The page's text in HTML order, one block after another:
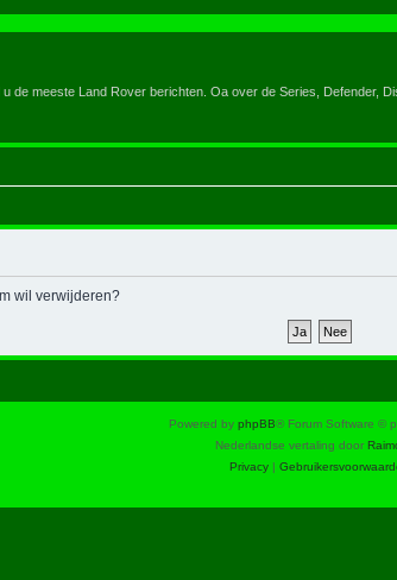
de meeste Land Rover berichten. Oa over de Series, Defender,
wil verwijderen?
Powered by phpBB® Forum Software ©
Nederlandse vertaling door
Privacy |